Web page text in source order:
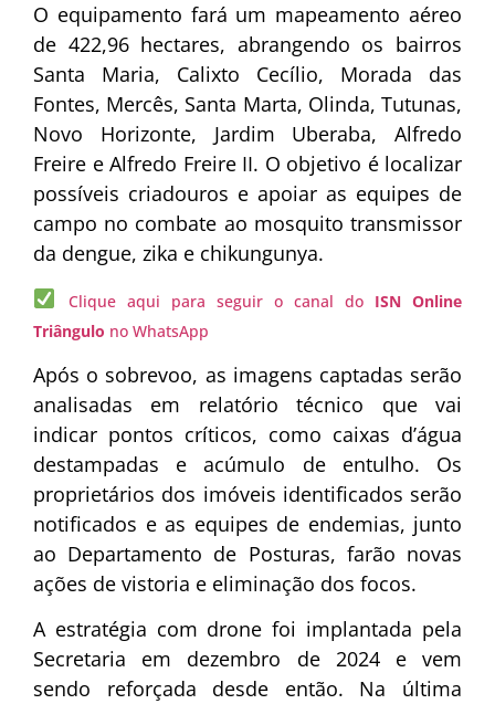
O equipamento fará um mapeamento aéreo
de 422,96 hectares, abrangendo os bairros
Santa Maria, Calixto Cecílio, Morada das
Fontes, Mercês, Santa Marta, Olinda, Tutunas,
Novo Horizonte, Jardim Uberaba, Alfredo
Freire e Alfredo Freire II. O objetivo é localizar
possíveis criadouros e apoiar as equipes de
campo no combate ao mosquito transmissor
da dengue, zika e chikungunya.
Clique aqui para seguir o canal do ISN Online
Triângulo no WhatsApp
Após o sobrevoo, as imagens captadas serão
analisadas em relatório técnico que vai
indicar pontos críticos, como caixas d’água
destampadas e acúmulo de entulho. Os
proprietários dos imóveis identificados serão
notificados e as equipes de endemias, junto
ao Departamento de Posturas, farão novas
ações de vistoria e eliminação dos focos.
A estratégia com drone foi implantada pela
Secretaria em dezembro de 2024 e vem
sendo reforçada desde então. Na última